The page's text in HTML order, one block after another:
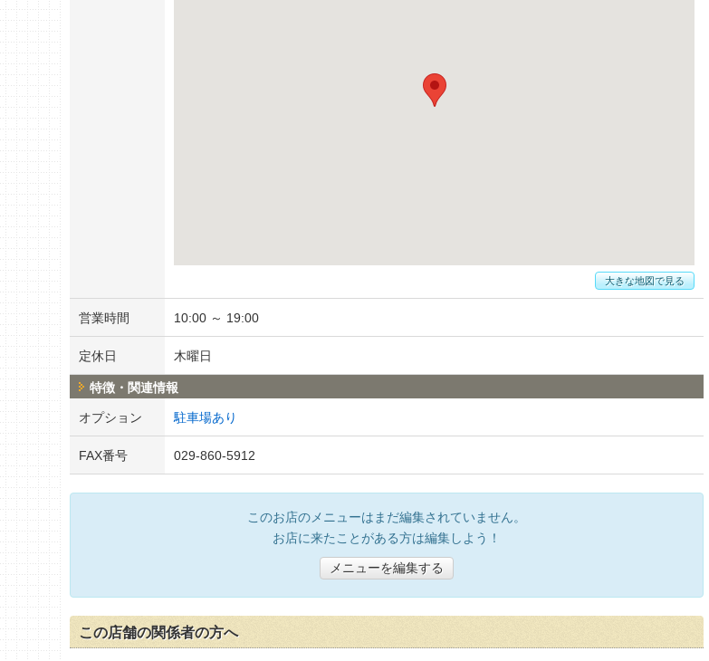
大きな地図で見る
営業時間 10:00 ～ 19:00
定休日 木曜日
特徴・関連情報
オプション 駐車場あり
FAX番号 029-860-5912
このお店のメニューはまだ編集されていません。
お店に来たことがある方は編集しよう！
メニューを編集する
この店舗の関係者の方へ